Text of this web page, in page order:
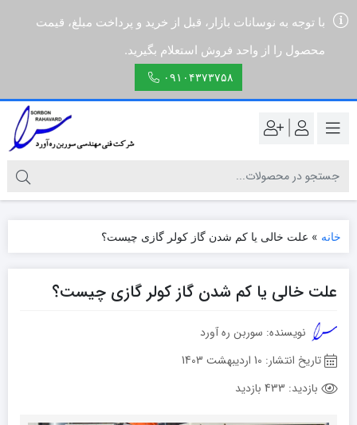
با توجه به نوسانات بازار، قبل از خرید و پرداخت مبلغ، قیمت
محصول را از واحد فروش استعلام بگیرید.
۰۹۱۰۴۳۷۳۷۵۸
خانه » علت خالی یا کم شدن گاز کولر گازی چیست؟
علت خالی یا کم شدن گاز کولر گازی چیست؟
نویسنده: سوربن ره آورد
تاریخ انتشار: 10 اردیبهشت 1403
بازدید: 433 بازدید